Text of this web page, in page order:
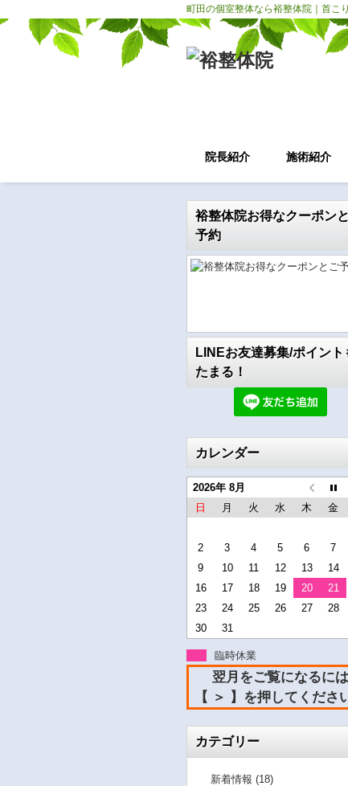
町田の個室整体なら裕整体院｜首こ
院長紹介 施術紹介
裕整体院お得なクーポン
予約
LINEお友達募集/ポイント
たまる！
カレンダー
2026年 8月
日
月 火 水 木 金
2
3 4 5 6 7
9
10 11 12 13 14
16
17 18 19 20 21
23
24 25 26 27 28
30
31
臨時休業
翌月をご覧になるには
【 ＞ 】を押してくださ
カテゴリー
新着情報 (18)